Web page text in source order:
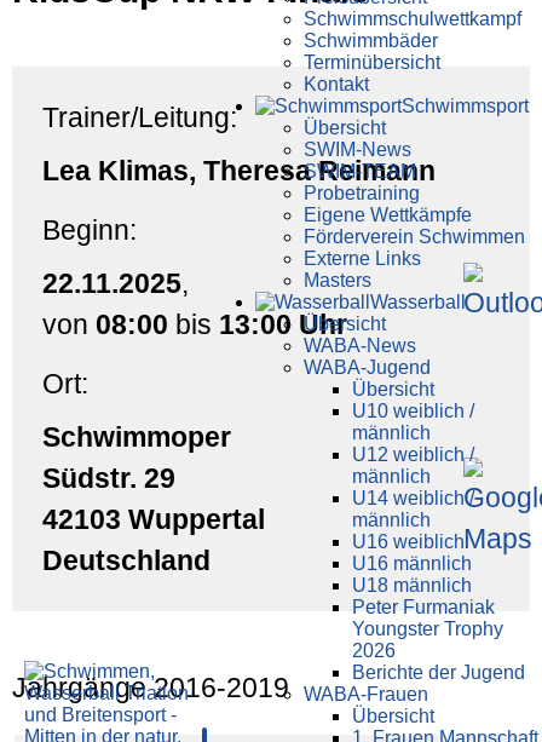
Schwimm­schul­wett­kampf
Schwimm­bäder
Terminübersicht
Kontakt
Schwimm­sport
Übersicht
SWIM-News
SWIM-TEAM
Probe­training
Eigene Wettkämpfe
Förderverein Schwimmen
Externe Links
Masters
Wasser­ball
Übersicht
WABA-News
WABA-Jugend
Übersicht
U10 weiblich /
männlich
U12 weiblich /
männlich
U14 weiblich /
männlich
U16 weiblich
U16 männlich
U18 männlich
Peter Furmaniak
Youngster Trophy
2026
Berichte der Jugend
WABA-Frauen
Übersicht
1. Frauen Mannschaft
Trainer/Leitung:
Lea Klimas, Theresa Reimann
Beginn:
22.11.2025,
von 08:00 bis 13:00 Uhr
Ort:
Schwimmoper
Südstr. 29
42103 Wuppertal
Deutschland
Jahrgänge 2016-2019